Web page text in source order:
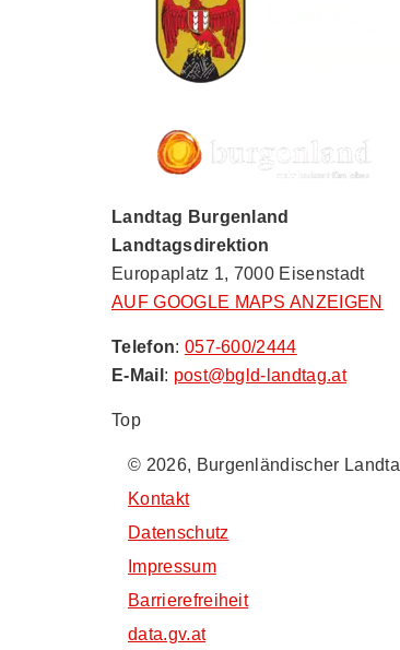
Landtag Burgenland
Landtagsdirektion
Europaplatz 1, 7000 Eisenstadt
AUF GOOGLE MAPS ANZEIGEN
Telefon: 057-600/2444
E-Mail : post@bgld-landtag.at
Top
© 2026, Burgenländischer
Kontakt
Datenschutz
Impressum
Barrierefreiheit
data.gv.at